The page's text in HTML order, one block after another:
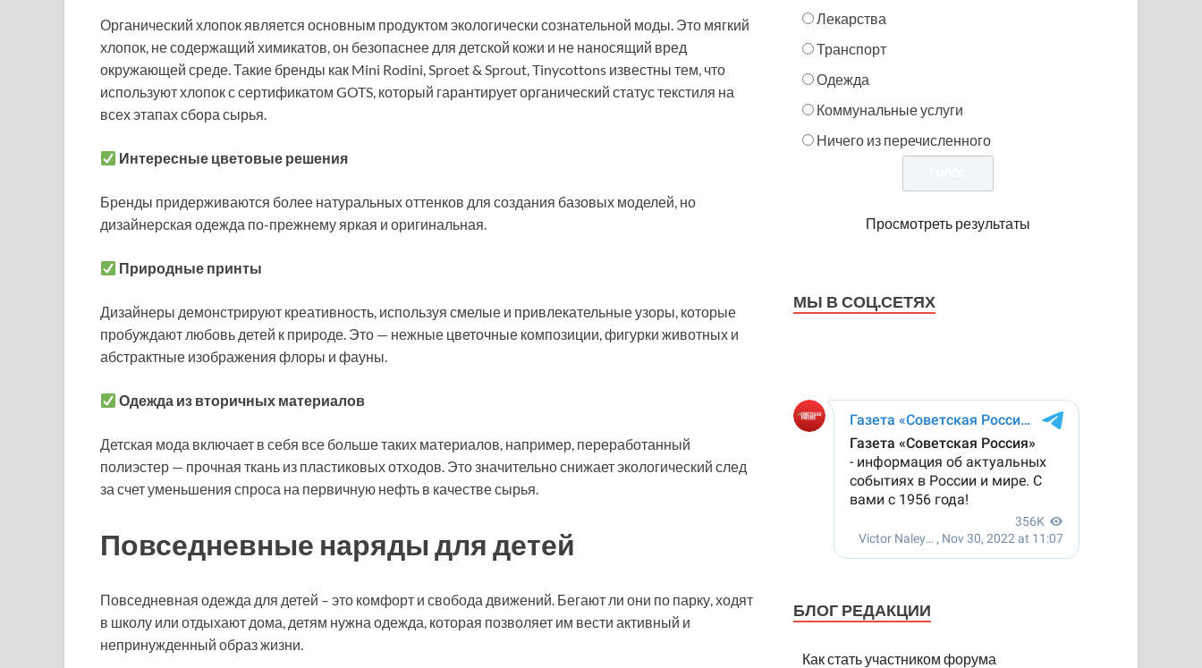
Органический хлопок является основным продуктом экологически сознательной моды. Это мягкий
хлопок, не содержащий химикатов, он безопаснее для детской кожи и не наносящий вред
окружающей среде. Такие бренды как Mini Rodini, Sproet & Sprout, Tinycottons известны тем, что
используют хлопок с сертификатом GOTS, который гарантирует органический статус текстиля на
всех этапах сбора сырья.
Интересные цветовые решения
Бренды придерживаются более натуральных оттенков для создания базовых моделей, но
дизайнерская одежда по-прежнему яркая и оригинальная.
Природные принты
Дизайнеры демонстрируют креативность, используя смелые и привлекательные узоры, которые
пробуждают любовь детей к природе. Это — нежные цветочные композиции, фигурки животных и
абстрактные изображения флоры и фауны.
Одежда из вторичных материалов
Детская мода включает в себя все больше таких материалов, например, переработанный
полиэстер — прочная ткань из пластиковых отходов. Это значительно снижает экологический след
за счет уменьшения спроса на первичную нефть в качестве сырья.
Повседневные наряды для детей
Повседневная одежда для детей – это комфорт и свобода движений. Бегают ли они по парку, ходят
в школу или отдыхают дома, детям нужна одежда, которая позволяет им вести активный и
непринужденный образ жизни.
Лекарства
Транспорт
Одежда
Коммунальные услуги
Ничего из перечисленного
Просмотреть результаты
МЫ В СОЦ.СЕТЯХ
БЛОГ РЕДАКЦИИ
Как стать участником форума